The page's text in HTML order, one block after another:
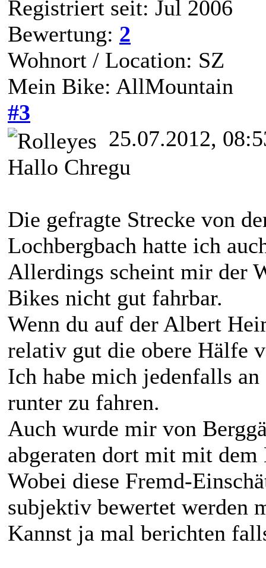
Registriert seit: Jul 2006
Bewertung: 2
Wohnort / Location: SZ
Mein Bike: AllMountain
#3
25.07.2012,
Hallo Chregu
Die gefragte Strecke von
Lochbergbach hatte ich
Allerdings scheint mir der
Bikes nicht gut fahrbar.
Wenn du auf der Albert
relativ gut die obere Hälfe
Ich habe mich jedenfalls
runter zu fahren.
Auch wurde mir von
abgeraten dort mit mit
Wobei diese Fremd-
subjektiv bewertet werden
Kannst ja mal berichten